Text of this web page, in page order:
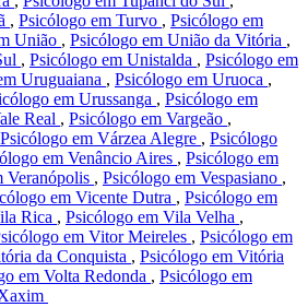
, Psicólogo em Turvo , Psicólogo em
União , Psicólogo em União da Vitória ,
, Psicólogo em Unistalda , Psicólogo em
Uruguaiana , Psicólogo em Uruoca ,
em Urussanga , Psicólogo em
Real , Psicólogo em Vargeão ,
Psicólogo em Várzea Alegre , Psicólogo
em Venâncio Aires , Psicólogo em
Veranópolis , Psicólogo em Vespasiano ,
em Vicente Dutra , Psicólogo em
Rica , Psicólogo em Vila Velha ,
em Vitor Meireles , Psicólogo em
da Conquista , Psicólogo em Vitória
em Volta Redonda , Psicólogo em